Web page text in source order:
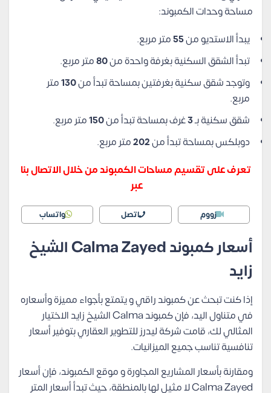
مساحة وحدات الكمبوند:
يبدأ الاستديو من55متر مربع.
تبدأ الشقق السكنية بغرفة واحدة من80متر مربع.
وتوجد شقق سكنية بغرفتين بمساحة تبدأ من130متر
مربع.
شقق سكنية بـ3غرف بمساحة تبدأ من150متر مربع.
دوبلكس بمساحة تبدأ من202متر مربع.
تعرف على تقسيم مساحات الكمبوند من خلال الاتصال بنا
عبر
زووم اتصل واتساب
أسعار كمبوند Calma Zayed الشيخ
زايد
إذا كنت تبحث عن كمبوند راقي و يتمتع بأجواء مميزة وأسعاره
في متناول اليد، فإن كمبوند Calma الشيخ زايد الاختيار
المثالي لك، قامت شركة ليدرز للتطوير العقاري بتوفير أسعار
تنافسية تناسب جميع الميزانيات.
ومقارنة بأسعار المشاريع المجاورة و موقع الكمبوند، فإن أسعار
Calma Zayed لا مثيل لها بالمنطقة، حيث تبدأ أسعار المتر